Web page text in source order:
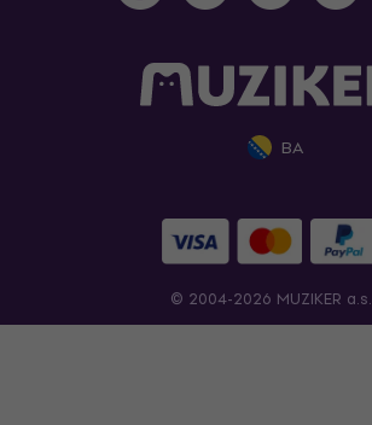
BA
© 2004-2026 MUZIKER a.s.